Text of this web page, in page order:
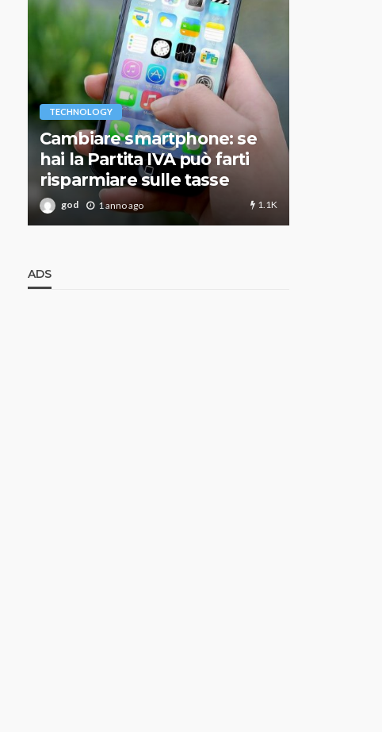
TECHNOLOGY
Cambiare smartphone: se
hai la Partita IVA può farti
risparmiare sulle tasse
god 1 anno ago 1.1K
ADS